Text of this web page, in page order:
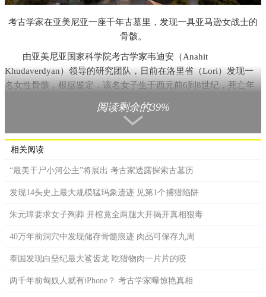
考古学家在亚美尼亚一座千年古墓里，发现一具亚马逊女战士的
骨骸。
由亚美尼亚国家科学院考古学家韦迪安（Anahit
Khudaverdyan）领导的研究团队，日前在洛里省（Lori）发现一
名女性骨骸，根据鉴定，该名女子生于西元前6到8世纪，死亡年
考古学家依据骨骸身边的陪葬品及弯曲身体的埋葬方式判
断，推断该名女性应是贵族身分，不过，再经过更详细的考察、
检后，更多资讯一一浮上台面，考古学家发现，骨骸上伤痕累
角肌等肌肉群组非常发达，推测应该是长期练习拉弓造成，让考
古学家相信，这极有可能是熟悉射箭、骑马的战士。
阅读剩余的39%
相关阅读
“最美干尸小河公主”将展出 考古家透露探索古墓历
发现14头史上最大规模猛玛象遗迹 见第1个捕猎陷阱
朱元璋要求女子殉葬 开棺竟全两腿大开揭开真相狠毒
40万年前洞穴中发现储存骨髓痕迹 肉品可保存九周
泰国发现白堊纪最大鲨齿龙 吃猎物肉一片片的咬
两千年前匈奴人就有iPhone？ 考古学家曝惊艳真相